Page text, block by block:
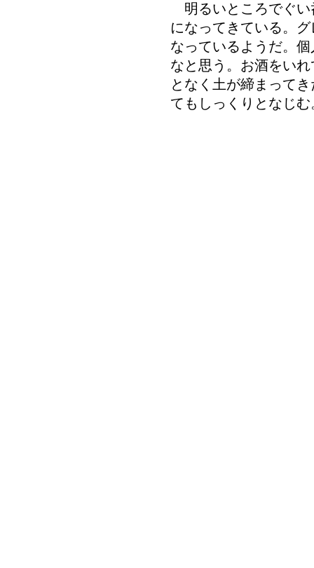
明るいところでぐい
になってきている。
なっているようだ。
なと思う。お酒をい
となく土が締まって
てもしっくりとなじむ